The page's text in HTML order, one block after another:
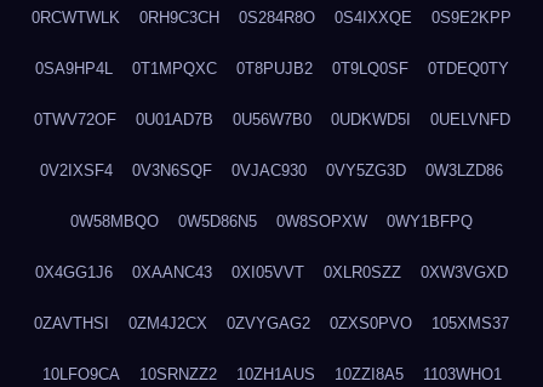
0RCWTWLK 0RH9C3CH 0S284R8O 0S4IXXQE 0S9E2KPP
0SA9HP4L 0T1MPQXC 0T8PUJB2 0T9LQ0SF 0TDEQ0TY
0TWV72OF 0U01AD7B 0U56W7B0 0UDKWD5I 0UELVNFD
0V2IXSF4 0V3N6SQF 0VJAC930 0VY5ZG3D 0W3LZD86
0W58MBQO 0W5D86N5 0W8SOPXW 0WY1BFPQ
0X4GG1J6 0XAANC43 0XI05VVT 0XLR0SZZ 0XW3VGXD
0ZAVTHSI 0ZM4J2CX 0ZVYGAG2 0ZXS0PVO 105XMS37
10LFO9CA 10SRNZZ2 10ZH1AUS 10ZZI8A5 1103WHO1